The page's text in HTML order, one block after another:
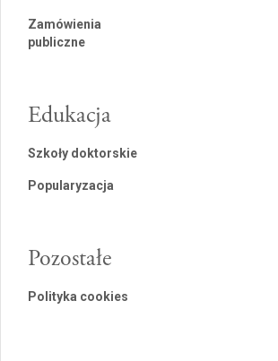
Zamówienia
publiczne
Edukacja
Szkoły doktorskie
Popularyzacja
Pozostałe
Polityka cookies